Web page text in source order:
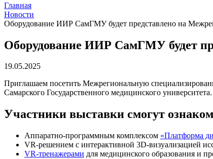
Главная
Новости
Оборудование ИИР СамГМУ будет представлено на
Оборудование ИИР СамГМУ будет
19.05.2025
Приглашаем посетить Межрегиональную
Самарского Государственного медицинского университета.
Участники выставки смогут
Аппаратно-программным комплексом «Платформа
VR-решением с интерактивной 3D-визуализацией
VR-тренажерами для медицинского образования и